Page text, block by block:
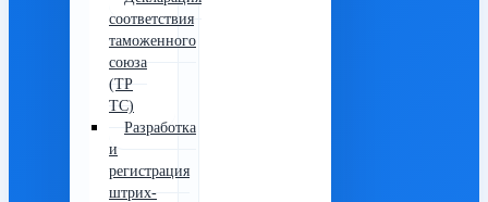
соответствия
таможенного
союза
(ТР
ТС)
Разработка
и
регистрация
штрих-